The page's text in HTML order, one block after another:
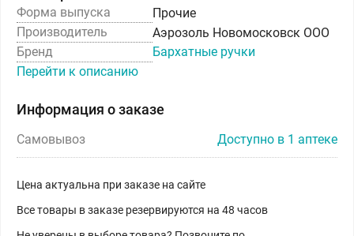
Форма выпуска
Прочие
Производитель
Аэрозоль Новомосковск ООО
Бренд
Бархатные ручки
Перейти к описанию
Информация о заказе
Самовывоз Доступно в 1 аптеке
Цена актуальна при заказе на сайте
Все товары в заказе резервируются на 48 часов